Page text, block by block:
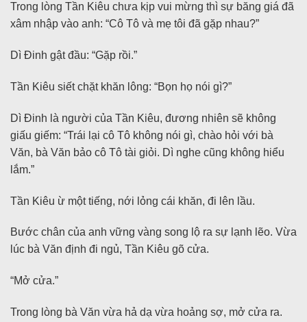
Trong lòng Tần Kiêu chưa kịp vui mừng thì sự băng giá đã
xâm nhập vào anh: “Cô Tô và mẹ tôi đã gặp nhau?”
Dì Đinh gật đầu: “Gặp rồi.”
Tần Kiêu siết chặt khăn lông: “Bọn họ nói gì?”
Dì Đinh là người của Tần Kiêu, đương nhiên sẽ không
giấu giếm: “Trái lại cô Tô không nói gì, chào hỏi với bà
Văn, bà Văn bảo cô Tô tài giỏi. Dì nghe cũng không hiểu
lắm.”
Tần Kiêu ừ một tiếng, nới lỏng cái khăn, đi lên lầu.
Bước chân của anh vững vàng song lộ ra sự lạnh lẽo. Vừa
lúc bà Văn định đi ngủ, Tần Kiêu gõ cửa.
“Mở cửa.”
Trong lòng bà Văn vừa hả dạ vừa hoảng sợ, mở cửa ra.